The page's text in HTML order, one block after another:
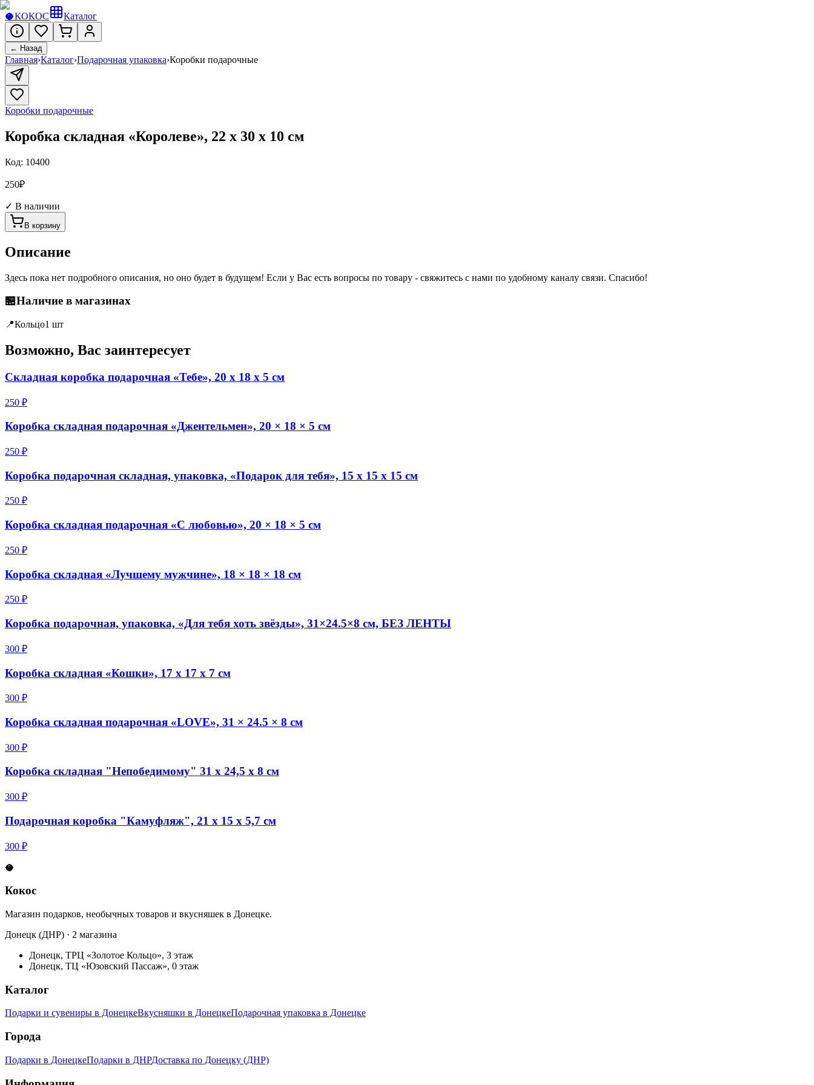
🥥КОКОС Каталог
← Назад
Главная›Каталог›Подарочная упаковка›Коробки подарочные
Коробки подарочные
Коробка складная «Королеве», 22 х 30 х 10 см
Код: 10400
250₽
✓ В наличии
В корзину
Описание
Здесь пока нет подробного описания, но оно будет в будущем! Если у Вас есть вопросы по товару - свяжитесь с нами по удобному каналу связи. Спасибо!
🏪Наличие в магазинах
📍Кольцо1 шт
Возможно, Вас заинтересует
Складная коробка подарочная «Тебе», 20 х 18 х 5 см
250 ₽
Коробка складная подарочная «Джентельмен», 20 × 18 × 5 см
250 ₽
Коробка подарочная складная, упаковка, «Подарок для тебя», 15 х 15 х 15 см
250 ₽
Коробка складная подарочная «С любовью», 20 × 18 × 5 см
250 ₽
Коробка складная «Лучшему мужчине», 18 × 18 × 18 см
250 ₽
Коробка подарочная, упаковка, «Для тебя хоть звёзды», 31×24.5×8 см, БЕЗ ЛЕНТЫ
300 ₽
Коробка складная «Кошки», 17 х 17 х 7 см
300 ₽
Коробка складная подарочная «LOVE», 31 × 24.5 × 8 см
300 ₽
Коробка складная "Непобедимому" 31 х 24,5 х 8 см
300 ₽
Подарочная коробка "Камуфляж", 21 х 15 х 5,7 см
300 ₽
🥥
Кокос
Магазин подарков, необычных товаров и вкусняшек в Донецке.
Донецк (ДНР) · 2 магазина
Донецк, ТРЦ «Золотое Кольцо», 3 этаж
Донецк, ТЦ «Юзовский Пассаж», 0 этаж
Каталог
Подарки и сувениры в ДонецкеВкусняшки в ДонецкеПодарочная упаковка в Донецке
Города
Подарки в ДонецкеПодарки в ДНРДоставка по Донецку (ДНР)